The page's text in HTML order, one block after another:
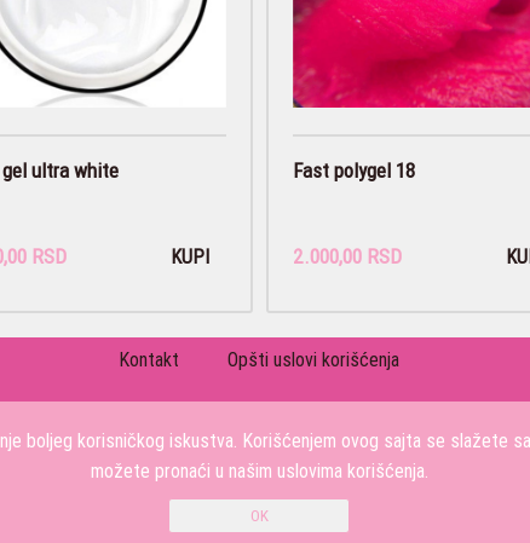
boljeg korisničkog iskustva. Korišćenjem ovog sajta se slažete
možete pronaći u našim uslovima korišćenja.
ultra white
RSD KUPI
Fast polygel 18
2.000,00 RSD
Kontakt Opšti uslovi korišćenja
KOSMETIC-PROFI DOO Stojana Protica 48, 11000 BEOGRAD, Srbija
2026 KOSMETIC-PROFI DOO Sva prava su zadržana. Powered by